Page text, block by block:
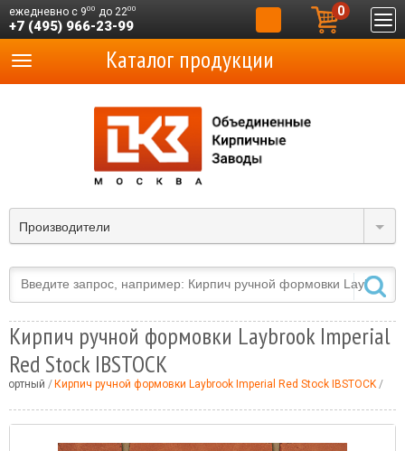
ежедневно с 900 до 2200
+7 (495) 966-23-99
0
Производители
Каталог продукции
Кирпич ручной формовки Laybrook Imperial
Red Stock IBSTOCK
Кирпич ручной формовки Laybrook Imperial Red Stock IBSTOCK